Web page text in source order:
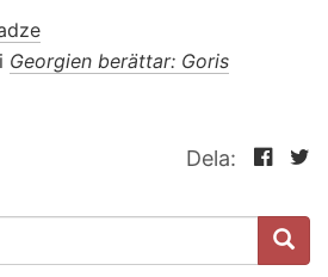
Georgien berättar: Goris
Dela: